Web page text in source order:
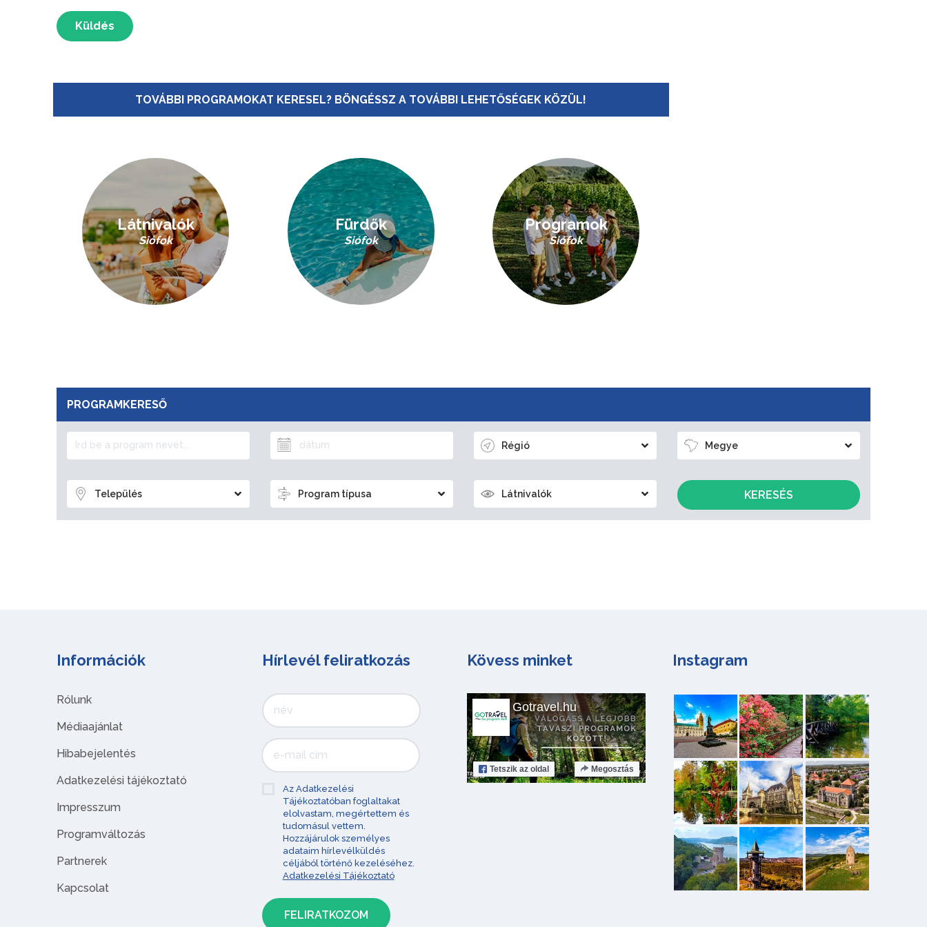
Küldés
TOVÁBBI PROGRAMOKAT KERESEL? BÖNGÉSSZ A TOVÁBBI LEHETŐSÉGEK KÖZÜL!
Látnivalók
Siófok
Fürdők
Siófok
Programok
Siófok
PROGRAMKERESŐ
Régió Megye
Település Program típusa Látnivalók KERESÉS
Információk
Rólunk
Médiaajánlat
Hibabejelentés
Adatkezelési tájékoztató
Impresszum
Programváltozás
Partnerek
Kapcsolat
Hírlevél feliratkozás
Az Adatkezelési
Tájékoztatóban foglaltakat
elolvastam, megértettem és
tudomásul vettem.
Hozzájárulok személyes
adataim hírlevélküldés
céljából történő kezeléséhez.
Adatkezelési Tájékoztató
Kövess minket
Gotravel.hu
Tetszik az oldal Megosztás
Instagram